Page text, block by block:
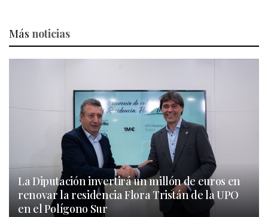
Más noticias
La Diputación invertirá un millón de euros en
renovar la residencia Flora Tristán de la UPO
en el Polígono Sur